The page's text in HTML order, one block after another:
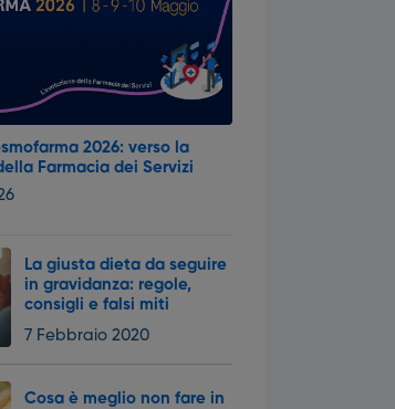
2026: verso la
Farmacia dei Servizi
La giusta dieta da seguire
in gravidanza: regole,
consigli e falsi miti
7 Febbraio 2020
Cosa è meglio non fare in